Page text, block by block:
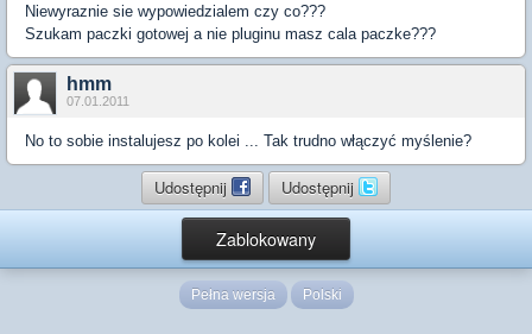
Niewyraznie sie wypowiedzialem czy co???
Szukam paczki gotowej a nie pluginu masz cala paczke???
hmm
07.01.2011
No to sobie instalujesz po kolei ... Tak trudno włączyć myślenie?
Udostępnij Udostępnij
Zablokowany
Pełna wersja Polski